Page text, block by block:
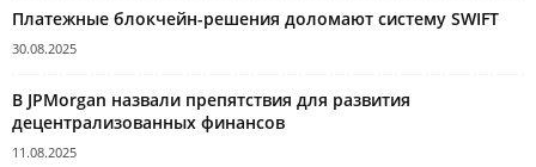
Платежные блокчейн-решения доломают систему SWIFT
30.08.2025
В JPMorgan назвали препятствия для развития
децентрализованных финансов
11.08.2025